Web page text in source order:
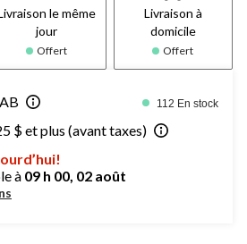
le même
jour
Offert
Livraison à
domicile
Offert
112 En stock
$ et plus (avant taxes)
à 09 h 00, 02 août